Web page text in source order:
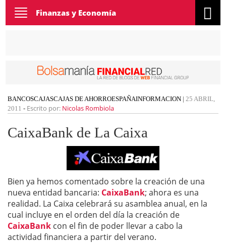
Toggle
navigation
Finanzas y Economía
BANCOSCAJASCAJAS DE AHORROESPAÑAINFORMACION | 25 ABRIL,
2011 - Escrito por: Nicolas Rombiola
CaixaBank de La Caixa
Bien ya hemos comentado sobre la creación de una
nueva entidad bancaria: CaixaBank; ahora es una
realidad. La Caixa celebrará su asamblea anual, en la
cual incluye en el orden del día la creación de
CaixaBank con el fin de poder llevar a cabo la
actividad financiera a partir del verano.